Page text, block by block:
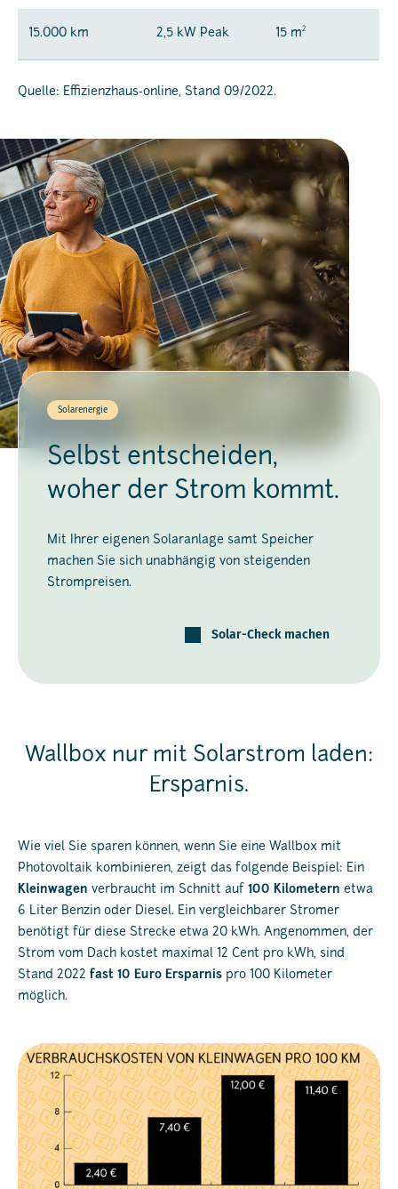
15.000 km 2,5 kW Peak 15 m2
Quelle: Effizienzhaus-online, Stand 09/2022.
Solarenergie
Selbst entscheiden,
woher der Strom kommt.
Mit Ihrer eigenen Solaranlage samt Speicher
machen Sie sich unabhängig von steigenden
Strompreisen.
Solar-Check machen
Wallbox nur mit Solarstrom laden:
Ersparnis.
Wie viel Sie sparen können, wenn Sie eine Wallbox mit
Photovoltaik kombinieren, zeigt das folgende Beispiel: Ein
Kleinwagen verbraucht im Schnitt auf 100 Kilometern etwa
6 Liter Benzin oder Diesel. Ein vergleichbarer Stromer
benötigt für diese Strecke etwa 20 kWh. Angenommen, der
Strom vom Dach kostet maximal 12 Cent pro kWh, sind
Stand 2022 fast 10 Euro Ersparnis pro 100 Kilometer
möglich.